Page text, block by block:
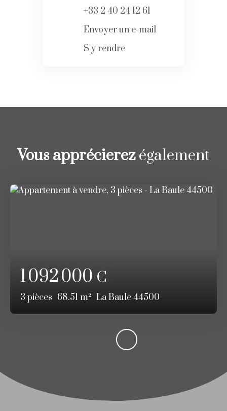
+33 2 40 24 12 61
Envoyer un e-mail
S'y rendre
Vous apprécierezégalement
1 092 000€
3 pièces 68.51 m² La Baule 44500